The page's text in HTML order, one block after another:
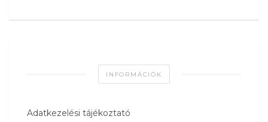
INFORMÁCIÓK
Adatkezelési tájékoztató